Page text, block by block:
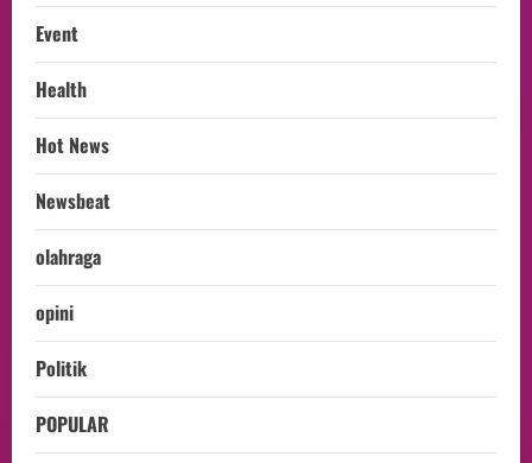
Event
Health
Hot News
Newsbeat
olahraga
opini
Politik
POPULAR